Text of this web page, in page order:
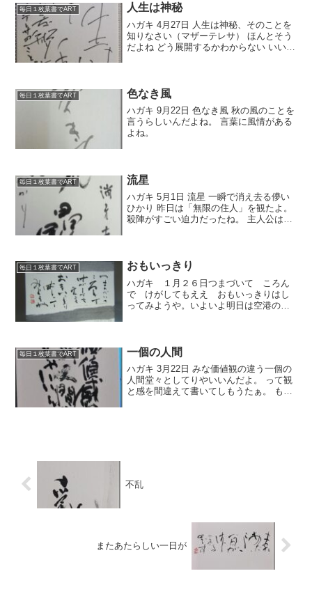
見...
毎日１枚葉書でART 人生は神秘
ハガキ 4月27日 人生は神秘、そのことを
知りなさい（マザーテレサ） ほんとそう
だよね どう展開するかわからない いい方
の社...
毎日１枚葉書でART 色なき風
ハガキ 9月22日 色なき風 秋の風のことを
言うらしいんだよね。 言葉に風情がある
よね。
毎日１枚葉書でART 流星
ハガキ 5月1日 流星 一瞬で消え去る儚い
ひかり 昨日は「無限の住人」を観たよ。
殺陣がすごい迫力だったね。 主人公は不
見応...
毎日１枚葉書でART おもいっきり
ハガキ １月２６日つまづいて ころん
で けがしてもええ おもいっきりはし
ってみようや。いよいよ明日は空港のパ
ーニング。どんなふうにし...
毎日１枚葉書でART 一個の人間
ハガキ 3月22日 みな価値観の違う一個の
人間堂々としてりやいいんだよ。 って観
と感を間違えて書いてしもうたぁ。 もう
不乱
またあたらしい一日が